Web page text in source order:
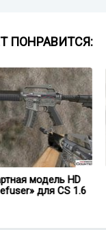
ПОНРАВИТСЯ:
модель HD
для CS 1.6